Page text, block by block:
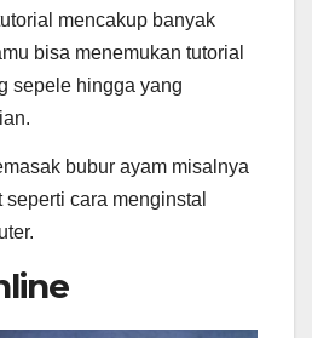
mencakup banyak
bisa menemukan tutorial
sepele hingga yang
bubur ayam misalnya
cara menginstal